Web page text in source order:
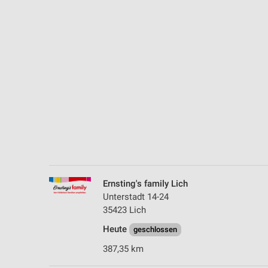
Ernsting's family Lich
Unterstadt 14-24
35423 Lich
Heute
geschlossen
387,35 km
Notwendig